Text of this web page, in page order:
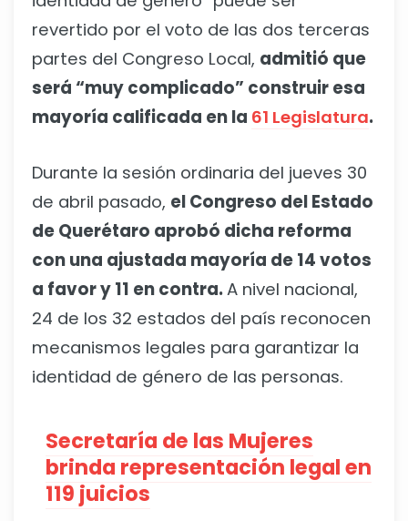
revertido por el voto de las dos terceras
partes del Congreso Local, admitió que
será “muy complicado” construir esa
mayoría calificada en la 61 Legislatura.
Durante la sesión ordinaria del jueves 30
de abril pasado, el Congreso del Estado
de Querétaro aprobó dicha reforma
con una ajustada mayoría de 14 votos
a favor y 11 en contra.A nivel nacional,
24 de los 32 estados del país reconocen
mecanismos legales para garantizar la
identidad de género de las personas.
Secretaría de las Mujeres
brinda representación legal en
119 juicios